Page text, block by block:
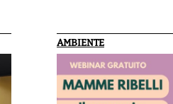
millilitro, ovvero il
Academies of
dal protocollo della
valore di riferimento.
che chiede di
AMBIENTE